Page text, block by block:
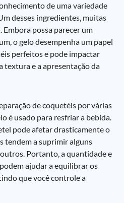
de uma variedade
desses ingredientes, muitas
Embora possa parecer um
o gelo desempenha um papel
perfeitos e pode impactar
textura e a apresentação da
de coquetéis por várias
é usado para resfriar a bebida.
pode afetar drasticamente o
tendem a suprimir alguns
Portanto, a quantidade e
ajudar a equilibrar os
que você controle a